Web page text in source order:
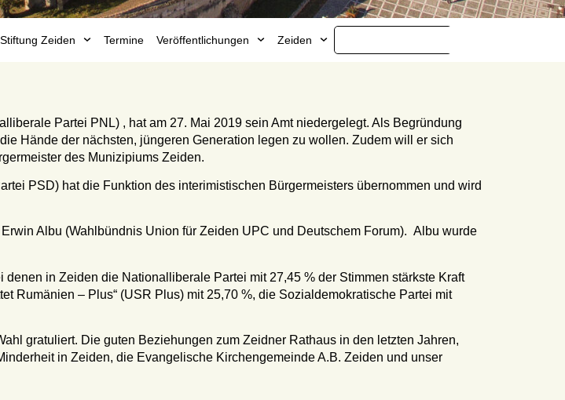
Stiftung Zeiden Termine Veröffentlichungen Zeiden
Partei PNL) , hat am 27. Mai 2019 sein Amt niedergelegt. Als Begründung
Hände der nächsten, jüngeren Generation legen zu wollen. Zudem will er sich
des Munizipiums Zeiden.
PSD) hat die Funktion des interimistischen Bürgermeisters übernommen und wird
Albu (Wahlbündnis Union für Zeiden UPC und Deutschem Forum). Albu wurde
in Zeiden die Nationalliberale Partei mit 27,45 % der Stimmen stärkste Kraft
Rumänien – Plus“ (USR Plus) mit 25,70 %, die Sozialdemokratische Partei mit
gratuliert. Die guten Beziehungen zum Zeidner Rathaus in den letzten Jahren,
in Zeiden, die Evangelische Kirchengemeinde A.B. Zeiden und unser